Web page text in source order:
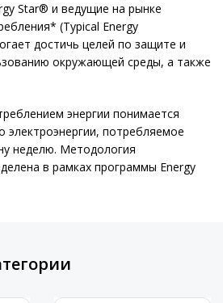
Star® и ведущие на рынке
(Typical Energy
достичь целей по защите и
окружающей среды, а также
энергии понимается
электроэнергии, потребляемое
неделю. Методология
в рамках программы Energy